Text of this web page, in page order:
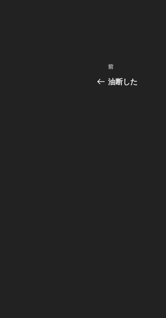
投
稿
前
の
前
油断した